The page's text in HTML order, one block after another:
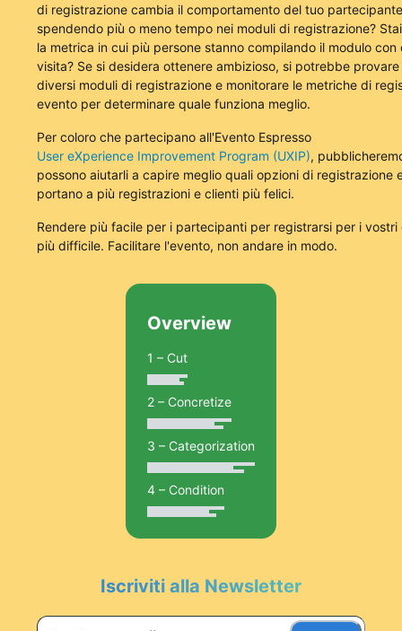
di registrazione cambia il comportamento del tuo
spendendo più o meno tempo nei moduli di registrazione?
la metrica in cui più persone stanno compilando il modulo con
visita? Se si desidera ottenere ambizioso, si potrebbe
diversi moduli di registrazione e monitorare le metriche di
evento per determinare quale funziona meglio.
Per coloro che partecipano all'Evento Espresso
User eXperience Improvement Program (UXIP),
possono aiutarli a capire meglio quali opzioni di registrazione
portano a più registrazioni e clienti più felici.
Rendere più facile per i partecipanti per registrarsi per i vostri
più difficile. Facilitare l'evento, non andare in modo.
Overview
1 – Cut
2 – Concretize
3 – Categorization
4 – Condition
Iscriviti alla Newsletter